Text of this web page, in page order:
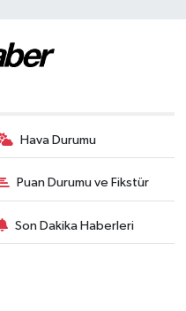
Hava Durumu
Puan Durumu ve Fikstür
Son Dakika Haberleri